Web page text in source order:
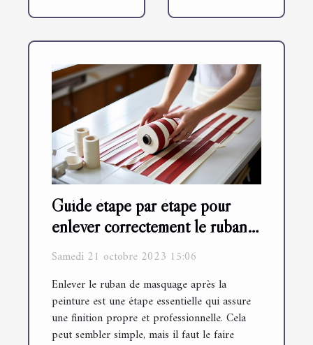
Guide étape par étape pour
enlever correctement le ruban
de masquage après la peinture
Samedi 21 octobre 2023 15:06
Enlever le ruban de masquage après la
peinture est une étape essentielle qui assure
une finition propre et professionnelle. Cela
peut sembler simple, mais il faut le faire